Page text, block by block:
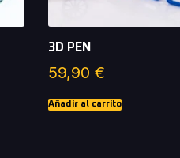
3D PEN
59,90 €
Añadir al carrito